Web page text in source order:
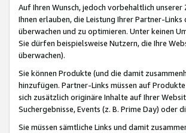
Auf Ihren Wunsch, jedoch vorbehaltlich
Ihnen erlauben, die Leistung Ihrer Partner-
überwachen und zu optimieren. Unter keinen
Sie dürfen beispielsweise Nutzern, die Ihre
überwachen).
Sie können Produkte (und die damit
hinzufügen. Partner-Links müssen auf
sich zusätzlich originäre Inhalte auf Ihrer
Suchergebnisse, Events (z. B. Prime Day) oder
Sie müssen sämtliche Links und damit